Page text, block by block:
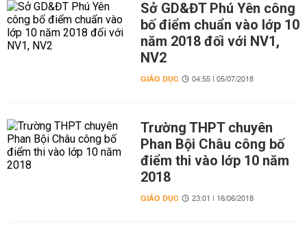
Sở GD&ĐT Phú Yên công
bố điểm chuẩn vào lớp 10
năm 2018 đối với NV1,
NV2
GIÁO DỤC 04:55 | 05/07/2018
Trường THPT chuyên
Phan Bội Châu công bố
điểm thi vào lớp 10 năm
2018
GIÁO DỤC 23:01 | 16/06/2018